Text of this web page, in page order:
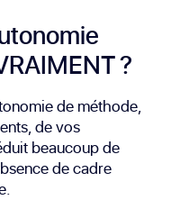
?
de méthode,
de vos
beaucoup de
de cadre